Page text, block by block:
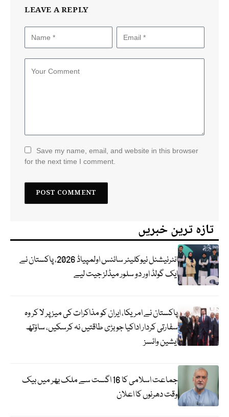
LEAVE A REPLY
Save my name, email, and website in this browser
for the next time I comment.
تازہ ترین خبریں
انٹرنیشنل نیوکلیئر سائنس اولمپیاڈ 2026، پاکستان نے
ایک گولڈ اور دو سلور میڈلز جیت لیے
پاکستان نے امریکا، ایران کو مذاکرات کی میز پر لا کر وہ
سفارتی کردار اداکیا جو بڑی طاقتیں نہ کرسکیں، ساؤتھ
ایشین وائسز
جماعت اسلامی کا 16 اگست سے ملک بھر میں بیک
وقت دھرنوں کا اعلان